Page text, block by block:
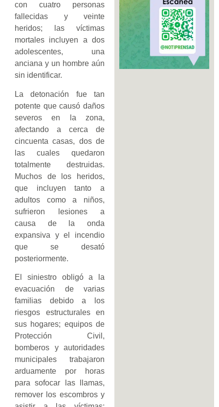
con cuatro personas
fallecidas y veinte
heridos; las víctimas
mortales incluyen a dos
adolescentes, una
anciana y un hombre aún
sin identificar.
La detonación fue tan
potente que causó daños
severos en la zona,
afectando a cerca de
cincuenta casas, dos de
las cuales quedaron
totalmente destruidas.
Muchos de los heridos,
que incluyen tanto a
adultos como a niños,
sufrieron lesiones a
causa de la onda
expansiva y el incendio
que se desató
posteriormente.
El siniestro obligó a la
evacuación de varias
familias debido a los
riesgos estructurales en
sus hogares; equipos de
Protección Civil,
bomberos y autoridades
municipales trabajaron
arduamente por horas
para sofocar las llamas,
remover los escombros y